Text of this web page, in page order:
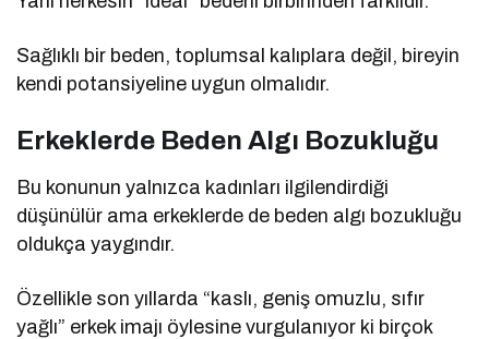
Sağlıklı bir beden, toplumsal kalıplara değil, bireyin
kendi potansiyeline uygun olmalıdır.
Erkeklerde Beden Algı Bozukluğu
Bu konunun yalnızca kadınları ilgilendirdiği
düşünülür ama erkeklerde de beden algı bozukluğu
oldukça yaygındır.
Özellikle son yıllarda “kaslı, geniş omuzlu, sıfır
yağlı” erkek imajı öylesine vurgulanıyor ki birçok